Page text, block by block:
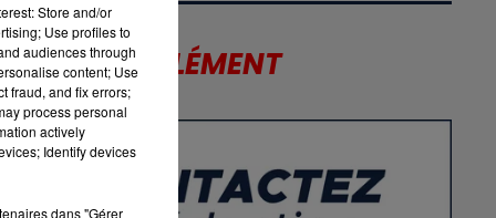
LE SUPPLÉMENT
Store and/or
Use profiles to
audiences through
content; Use
fraud, and fix errors;
process personal
actively
Identify devices
dans "Gérer